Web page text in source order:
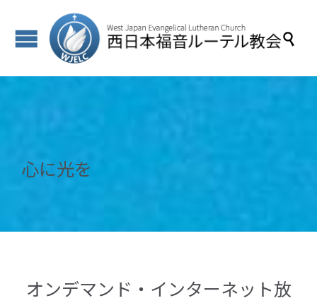

心に光を
オンデマンド・インターネット放